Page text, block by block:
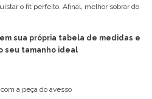
o fit perfeito. Afinal, melhor sobrar do
sua própria tabela de medidas e
seu tamanho ideal
a peça do avesso